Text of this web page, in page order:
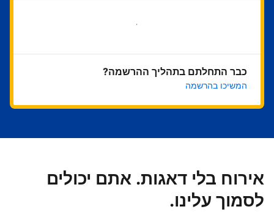
בואו נתחיל
כבר התחלתם בתהליך ההרשמה?
המשיכו בהרשמה
אירוח בלי דאגות. אתם יכולים
לסמוך עלינו.